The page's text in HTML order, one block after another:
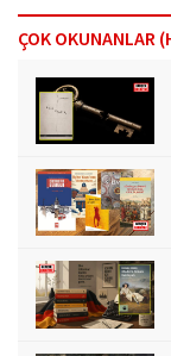
ÇOK OKUNANLAR